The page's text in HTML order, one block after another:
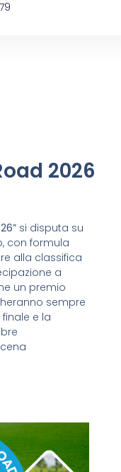
2026
si disputa su
con formula
alla classifica
a
un premio
sempre
e la